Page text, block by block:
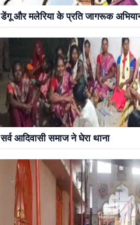
डेंगू और मलेरिया के प्रति जागरूक
सर्व आदिवासी समाज ने घेरा थाना